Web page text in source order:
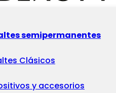
semipermanentes
Clásicos
y accesorios